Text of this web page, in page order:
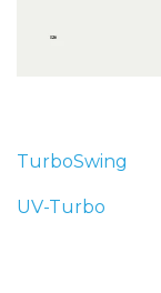
TurboSwing
UV-Turbo